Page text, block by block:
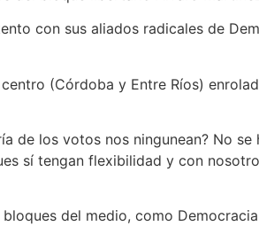
con sus aliados radicales de
(Córdoba y Entre Ríos)
los votos nos ningunean? No se
sí tengan flexibilidad y con
del medio, como